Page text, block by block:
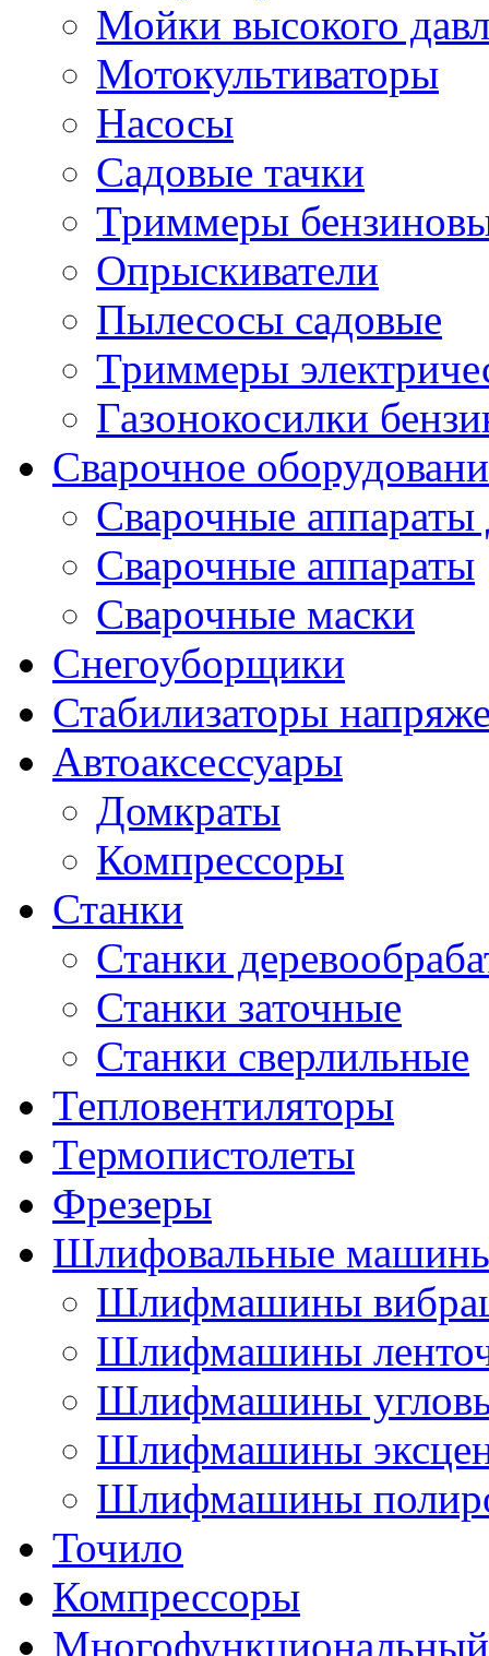
Мойки высокого
Мотокультиваторы
Насосы
Садовые тачки
Триммеры
Опрыскиватели
Пылесосы садовые
Триммеры
Газонокосилки
Сварочное
Сварочные
Сварочные аппараты
Сварочные маски
Снегоуборщики
Стабилизаторы
Автоаксессуары
Домкраты
Компрессоры
Станки
Станки
Станки заточные
Станки сверлильные
Тепловентиляторы
Термопистолеты
Фрезеры
Шлифовальные
Шлифмашины
Шлифмашины
Шлифмашины
Шлифмашины
Шлифмашины
Точило
Компрессоры